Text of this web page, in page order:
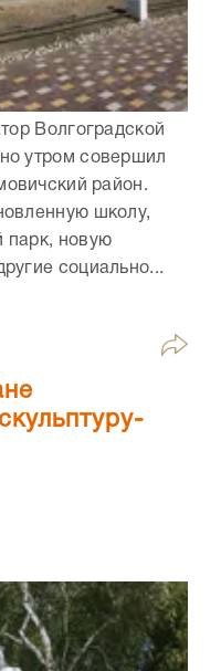
Волгоградской
утром совершил
район.
школу,
парк, новую
социально...